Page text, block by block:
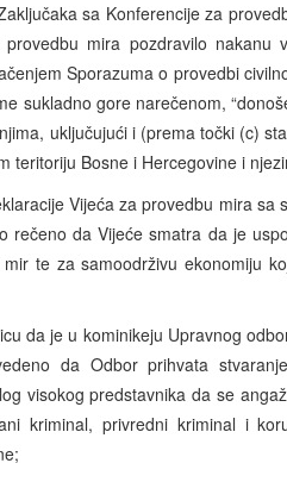
sa Konferencije za
mira pozdravilo nakanu
Sporazuma o provedbi
sukladno gore narečenom,
uključujući i (prema točki (c)
teritoriju Bosne i Hercegovine i
Vijeća za provedbu mira
rečeno da Vijeće smatra da je
te za samoodrživu ekonomiju
da je u kominikeju Upravnog
da Odbor prihvata
visokog predstavnika da se
kriminal, privredni kriminal i